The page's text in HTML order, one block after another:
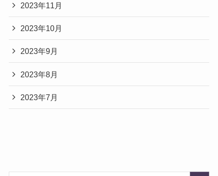
2023年11月
2023年10月
2023年9月
2023年8月
2023年7月